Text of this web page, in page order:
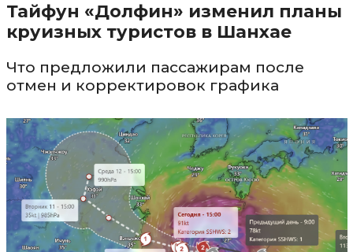
Тайфун «Долфин» изменил планы
круизных туристов в Шанхае
Что предложили пассажирам после
отмен и корректировок графика